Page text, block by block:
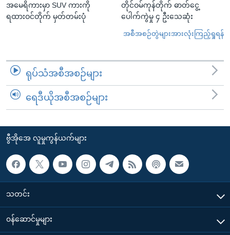
အမေရိကားမှာ SUV ကားကို
ရထားဝင်တိုက် မှတ်တမ်းပုံ
တိုင်ဝမ်ကုန်တိုက် ဓာတ်ငွေ့
ပေါက်ကွဲမှု ၄ ဦးသေဆုံး
အစီအစဉ်တွဲများအားလုံးကြည့်ရှုရန်
ရုပ်သံအစီအစဉ်များ
ရေဒီယိုအစီအစဉ်များ
ဗွီအိုအေ လူမှုကွန်ယက်များ
သတင်း
၀န်ဆောင်မှုများ